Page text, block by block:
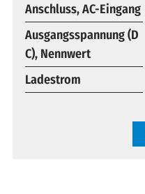
Anschluss, AC-Eingang
Ausgangsspannung (D
C), Nennwert
Ladestrom